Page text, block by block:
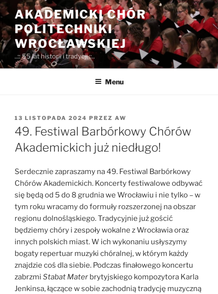
Przejdź
do
treści
AKADEMICKI CHÓR
POLITECHNIKI
WROCŁAWSKIEJ
..:: 55 lat historii i tradycji ::..
Menu
OPUBLIKOWANE
W
13 LISTOPADA 2024 PRZEZ AW
49. Festiwal Barbórkowy Chórów
Akademickich już niedługo!
Serdecznie zapraszamy na 49. Festiwal Barbórkowy
Chórów Akademickich. Koncerty festiwalowe odbywać
się będą od 5 do 8 grudnia we Wrocławiu i nie tylko – w
tym roku wracamy do formuły rozszerzonej na obszar
regionu dolnośląskiego. Tradycyjnie już gościć
będziemy chóry i zespoły wokalne z Wrocławia oraz
innych polskich miast. W ich wykonaniu usłyszymy
bogaty repertuar muzyki chóralnej, w którym każdy
znajdzie coś dla siebie. Podczas finałowego koncertu
zabrzmi Stabat Mater brytyjskiego kompozytora Karla
Jenkinsa, łączące w sobie zachodnią tradycję muzyczną